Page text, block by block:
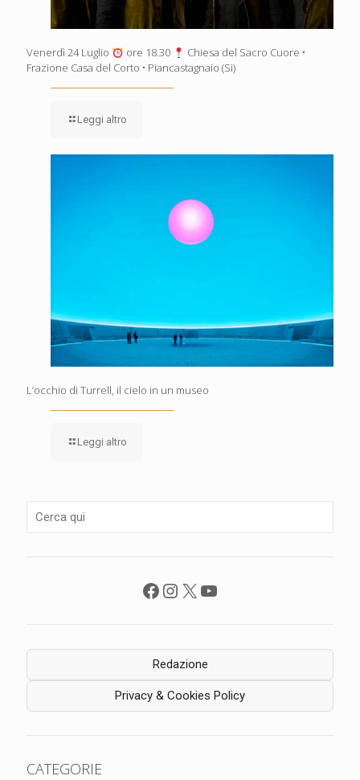
Venerdì 24 Luglio ore 18.30
Chiesa del Sacro Cuore •
Frazione Casa del Corto • Piancastagnaio (Si)
Leggi altro
L’occhio di Turrell, il cielo in un museo
Leggi altro
Facebook
Instagram
X YouTube
Redazione
Privacy & Cookies Policy
CATEGORIE